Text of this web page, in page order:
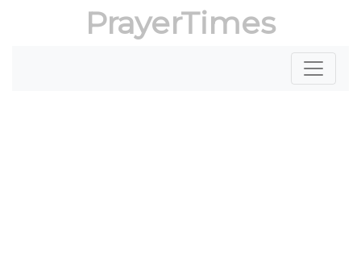
PrayerTimes